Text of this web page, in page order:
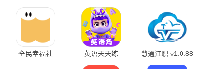
全民幸福社
英语天天练
1.40.05 最新版
慧通江职 v1.0.88
最新版